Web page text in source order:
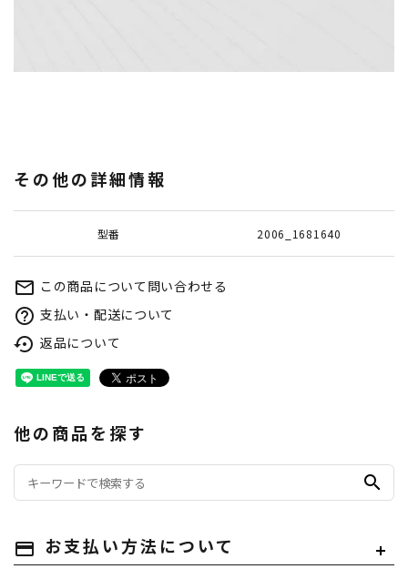
その他の詳細情報
型番 2006_1681640
mail_outline この商品について問い合わせる
help_outline 支払い・配送について
settings_backup_restore 返品について
他の商品を探す
search
payment お支払い方法について